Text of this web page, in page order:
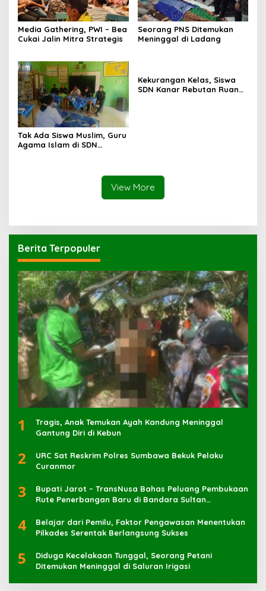
Media Gathering, PWI – Bea
Cukai Jalin Mitra Strategis
Seorang PNS Ditemukan
Meninggal di Ladang
Tak Ada Siswa Muslim, Guru
Agama Islam di SDN
Kekurangan Kelas, Siswa
SDN Kanar Rebutan Ruang
View More
Berita Terpopuler
1
Tragis, Anak Temukan Ayah Kandung Meninggal
Gantung Diri di Kebun
2
URC Sat Reskrim Polres Sumbawa Bekuk Pelaku
3
Bupati Jarot – TransNusa Bahas Peluang Pembukaan
Rute Penerbangan Baru di Bandara Sultan
4
Belajar dari Pemilu, Faktor Pengawasan Menentukan
Pilkades Serentak Berlangsung Sukses
5
Diduga Kecelakaan Tunggal, Seorang Petani
Ditemukan Meninggal di Saluran Irigasi